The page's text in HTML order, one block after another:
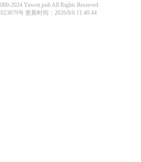
2024 Yuwen.pub All Rights Reserved
号更新时间：2026/8/6 11:40:44